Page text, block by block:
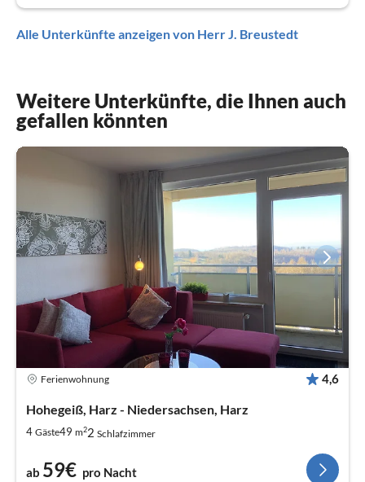
Alle Unterkünfte anzeigen von Herr J. Breustedt
Weitere Unterkünfte, die Ihnen auch
gefallen könnten
Ferienwohnung 4,6
Hohegeiß, Harz - Niedersachsen, Harz
4 Gäste49 m22 Schlafzimmer
ab 59€ pro Nacht